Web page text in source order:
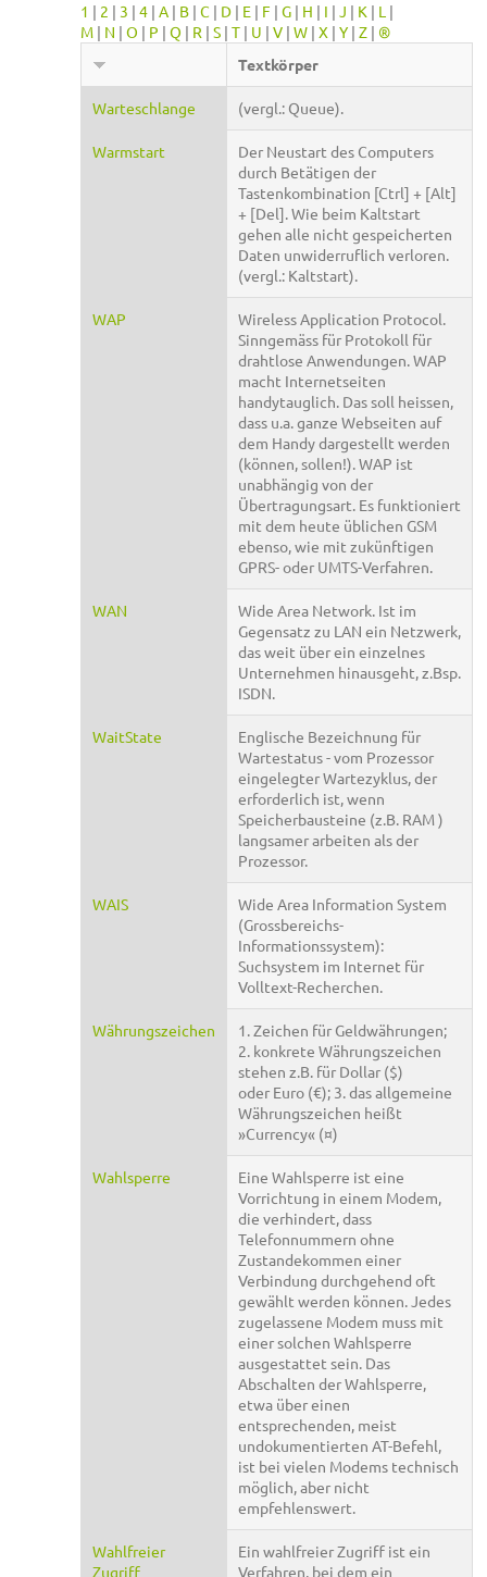
1 | 2 | 3 | 4 | A | B | C | D | E | F | G | H | I | J | K | L |
M | N | O | P | Q | R | S | T | U | V | W | X | Y | Z | ®
Textkörper
Warteschlange (vergl.: Queue).
Warmstart
Der Neustart des Computers
durch Betätigen der
Tastenkombination [Ctrl] + [Alt]
+ [Del]. Wie beim Kaltstart
gehen alle nicht gespeicherten
Daten unwiderruflich verloren.
(vergl.: Kaltstart).
WAP
Wireless Application Protocol.
Sinngemäss für Protokoll für
drahtlose Anwendungen. WAP
macht Internetseiten
handytauglich. Das soll heissen,
dass u.a. ganze Webseiten auf
dem Handy dargestellt werden
(können, sollen!). WAP ist
unabhängig von der
Übertragungsart. Es funktioniert
mit dem heute üblichen GSM
ebenso, wie mit zukünftigen
GPRS- oder UMTS-Verfahren.
WAN
Wide Area Network. Ist im
Gegensatz zu LAN ein Netzwerk,
das weit über ein einzelnes
Unternehmen hinausgeht, z.Bsp.
ISDN.
WaitState
Englische Bezeichnung für
Wartestatus - vom Prozessor
eingelegter Wartezyklus, der
erforderlich ist, wenn
Speicherbausteine (z.B. RAM )
langsamer arbeiten als der
Prozessor.
WAIS
Wide Area Information System
(Grossbereichs-
Informationssystem):
Suchsystem im Internet für
Volltext-Recherchen.
Währungszeichen
1. Zeichen für Geldwährungen;
2. konkrete Währungszeichen
stehen z.B. für Dollar ($)
oder Euro (€); 3. das allgemeine
Währungszeichen heißt
»Currency« (¤)
Wahlsperre
Eine Wahlsperre ist eine
Vorrichtung in einem Modem,
die verhindert, dass
Telefonnummern ohne
Zustandekommen einer
Verbindung durchgehend oft
gewählt werden können. Jedes
zugelassene Modem muss mit
einer solchen Wahlsperre
ausgestattet sein. Das
Abschalten der Wahlsperre,
etwa über einen
entsprechenden, meist
undokumentierten AT-Befehl,
ist bei vielen Modems technisch
möglich, aber nicht
empfehlenswert.
Wahlfreier
Zugriff
Ein wahlfreier Zugriff ist ein
Verfahren, bei dem ein